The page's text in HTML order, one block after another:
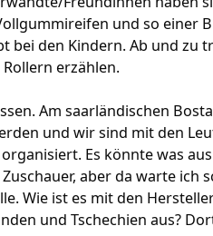
und so einer
bei den Kindern. Ab und zu
erzählen.
Am saarländischen
und wir sind mit den
Es könnte was
aber da warte ich
Wie ist es mit den
und Tschechien aus?